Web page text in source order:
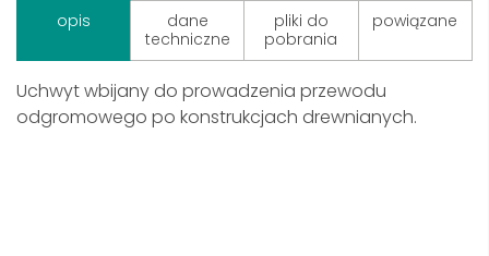
opis
dane
techniczne
pliki do
pobrania
powiązane
Uchwyt wbijany do prowadzenia przewodu
odgromowego po konstrukcjach drewnianych.